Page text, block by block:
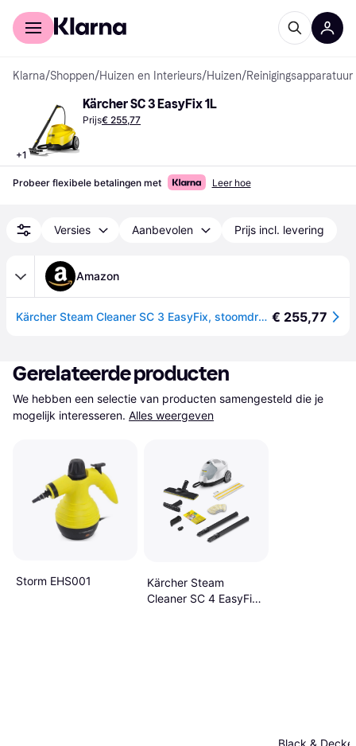
Voor shoppers
Klarna/Shoppen/Huizen en Interieurs/Huizen/
+1
Kärcher SC 3 EasyFix 1L
Prijs€ 255,77
Probeer flexibele betalingen met Leer hoe
Versies Aanbevolen Prijs incl. levering
Amazon
Kärcher Steam Cleaner SC 3 EasyFix, stoomdruk: max. 3,5 bar, verwarmingstijd: 30 s, vermogen: 1900 W, oppervlaktevermogen: 75 m², tank: 1 l, met ontkalkingspatroon, vloerreinigingsset en sproeiers € 255,77
Gerelateerde producten
We hebben een selectie van producten samengesteld die je
mogelijk interesseren. Alles weergeven
Storm EHS001
Kärcher Steam
Cleaner SC 4 EasyFix
Black &